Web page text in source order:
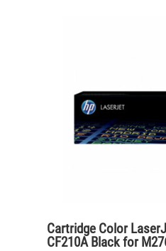
Cartridge Color
CF210A Black for